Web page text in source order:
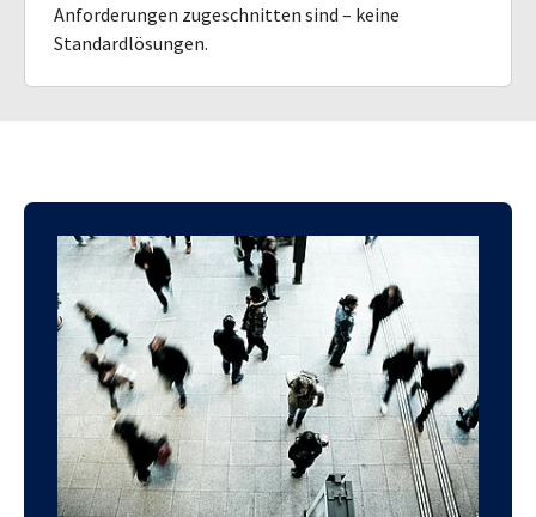
Anforderungen zugeschnitten sind – keine
Standardlösungen.